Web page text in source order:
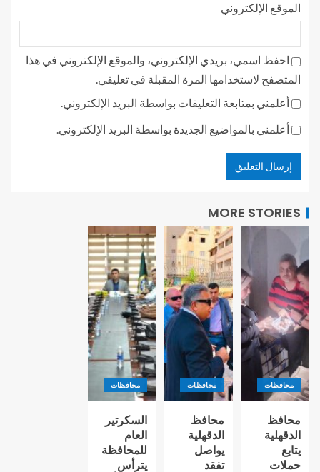
الموقع الإلكتروني
احفظ اسمي، بريدي الإلكتروني، والموقع الإلكتروني في هذا
المتصفح لاستخدامها المرة المقبلة في تعليقي.
أعلمني بمتابعة التعليقات بواسطة البريد الإلكتروني.
أعلمني بالمواضيع الجديدة بواسطة البريد الإلكتروني.
MORE STORIES
محافظات
محافظ
الدقهلية
يتابع
حملات
محافظات
محافظ
الدقهلية
يواصل
تفقد
محافظات
السكرتير
العام
للمحافظة
يترأس